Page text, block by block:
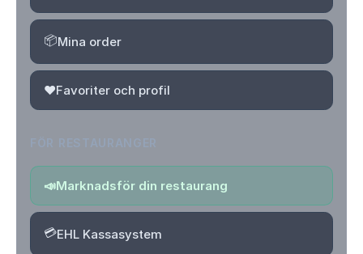
📦Mina order
❤️Favoriter och profil
📣Marknadsför din restaurang
💳EHL Kassasystem